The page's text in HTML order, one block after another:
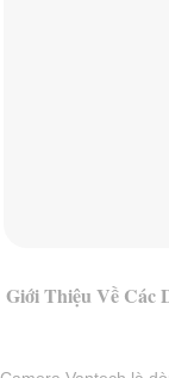
Giới Thiệu Về Các